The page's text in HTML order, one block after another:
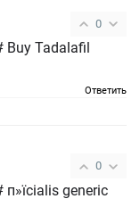
0
Tadalafil
Ответить
0
generic